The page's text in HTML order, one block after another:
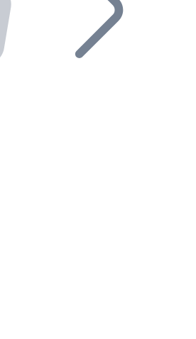
no seu ecossistema.
de revendedores e comercialize
do seu projeto ao nosso serviço de